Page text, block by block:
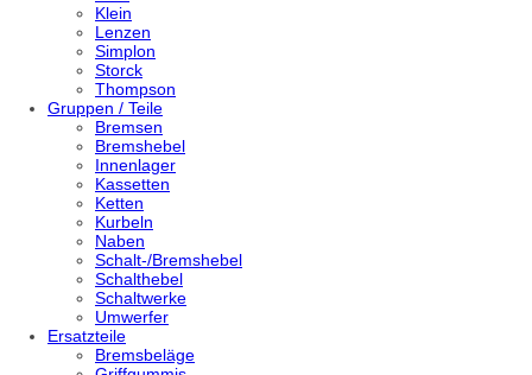
Klein
Lenzen
Simplon
Storck
Thompson
Gruppen / Teile
Bremsen
Bremshebel
Innenlager
Kassetten
Ketten
Kurbeln
Naben
Schalt-/Bremshebel
Schalthebel
Schaltwerke
Umwerfer
Ersatzteile
Bremsbeläge